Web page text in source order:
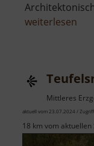
weiterlesen
Mittleres
aktuell vom 23.07.2024 /
18 km vom